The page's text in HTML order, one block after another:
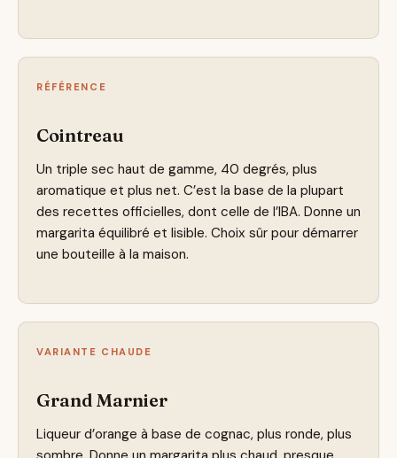
RÉFÉRENCE
Cointreau
Un triple sec haut de gamme, 40 degrés, plus
aromatique et plus net. C’est la base de la plupart
des recettes officielles, dont celle de l’IBA. Donne un
margarita équilibré et lisible. Choix sûr pour démarrer
une bouteille à la maison.
VARIANTE CHAUDE
Grand Marnier
Liqueur d’orange à base de cognac, plus ronde, plus